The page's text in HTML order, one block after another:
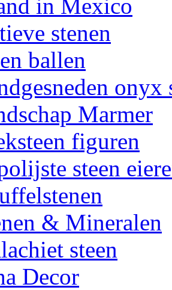
in Mexico
stenen
ballen
onyx
Marmer
figuren
steen
& Mineralen
steen
Decor